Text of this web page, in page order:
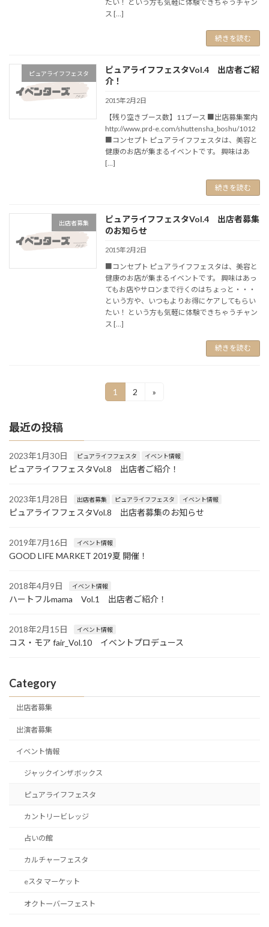
たい！ という方も気軽に体験できちゃうチャン
ス […]
続きを読む
ピュアライフフェスタ
ピュアライフフェスタVol.4 出店者ご紹
介！
2015年2月2日
【残り空きブース数】11ブース ■出店募集案内
http://www.prd-e.com/shuttensha_boshu/1012
■コンセプト ピュアライフフェスタは、美容と
健康のお店が集まるイベントです。 興味はあ
[…]
続きを読む
出店者募集
ピュアライフフェスタVol.4 出店者募集
のお知らせ
2015年2月2日
■コンセプト ピュアライフフェスタは、美容と
健康のお店が集まるイベントです。 興味はあっ
てもお店やサロンまで行くのはちょっと・・・
という方や、いつもよりお得にケアしてもらい
たい！ という方も気軽に体験できちゃうチャン
ス […]
続きを読む
ナ
ビ
ゲ
ー
シ
ョ
ン
固
定
ジ
1
固
ジ
2 »
最近の投稿
2023年1月30日 ピュアライフフェスタ イベント情報
ピュアライフフェスタVol.8 出店者ご紹介！
2023年1月28日 出店者募集 ピュアライフフェスタ イベント情報
ピュアライフフェスタVol.8 出店者募集のお知らせ
2019年7月16日 イベント情報
GOOD LIFE MARKET 2019夏 開催！
2018年4月9日 イベント情報
ハートフルmama Vol.1 出店者ご紹介！
2018年2月15日 イベント情報
コス・モア fair_Vol.10 イベントプロデュース
Category
出店者募集
出演者募集
イベント情報
ジャックインザボックス
ピュアライフフェスタ
カントリービレッジ
占いの館
カルチャーフェスタ
eスタ マーケット
オクトーバーフェスト